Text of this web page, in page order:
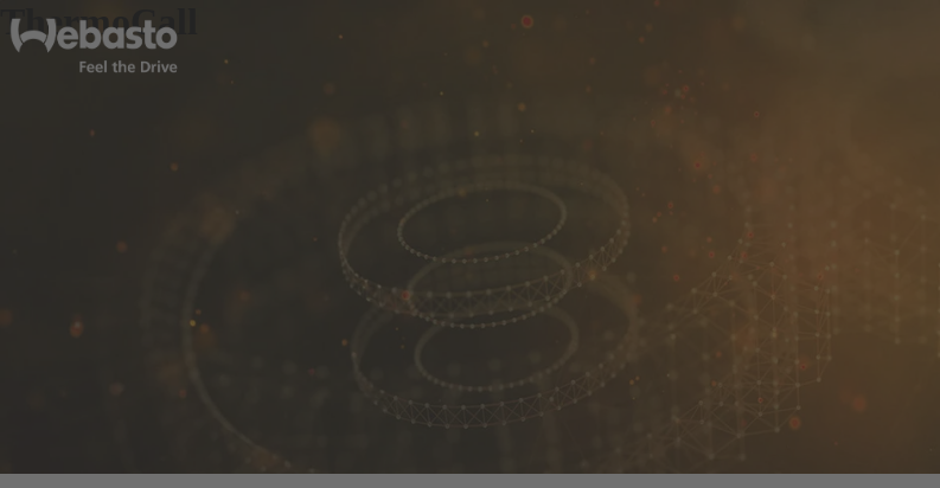
ThermoCall